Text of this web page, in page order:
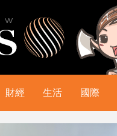
財經 生活 國際